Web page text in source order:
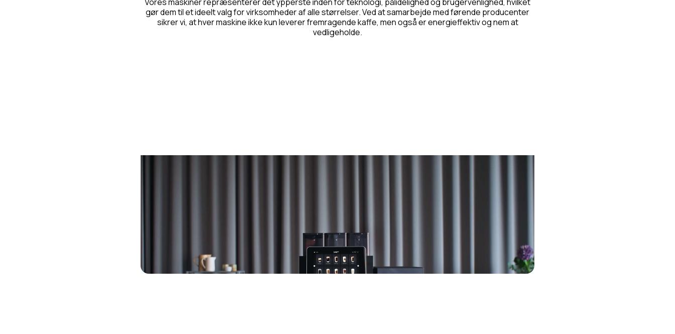
gør dem til et ideelt valg for virksomheder af alle størrelser. Ved at samarbejde med førende producenter
sikrer vi, at hver maskine ikke kun leverer fremragende kaffe, men også er energieffektiv og nem at
vedligeholde.